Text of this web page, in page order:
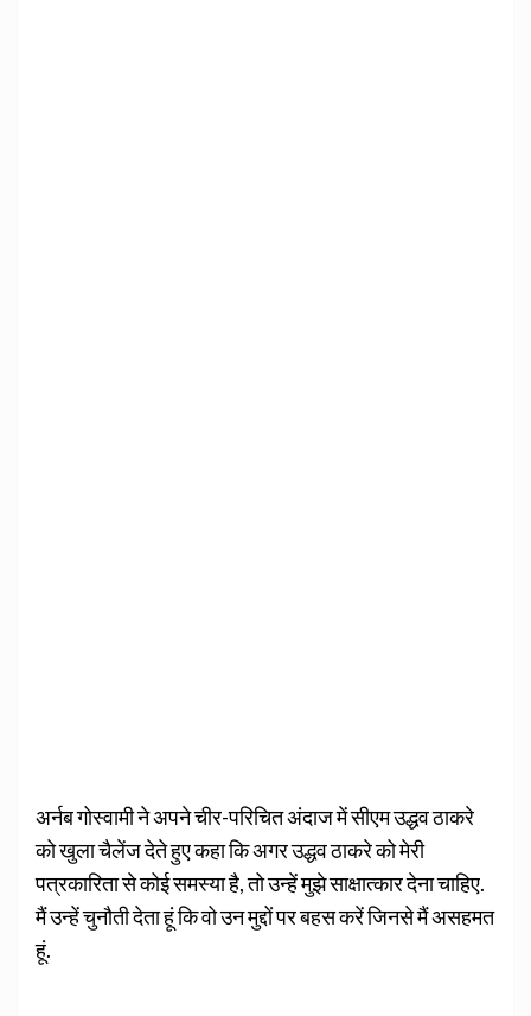
अर्नब गोस्वामी ने अपने चीर-परिचित अंदाज में सीएम उद्धव ठाकरे
को खुला चैलेंज देते हुए कहा कि अगर उद्धव ठाकरे को मेरी
पत्रकारिता से कोई समस्या है, तो उन्हें मुझे साक्षात्कार देना चाहिए.
मैं उन्हें चुनौती देता हूं कि वो उन मुद्दों पर बहस करें जिनसे मैं असहमत
हूं.